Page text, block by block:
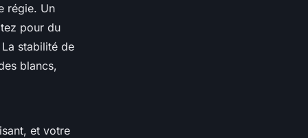
régie. Un
pour du
stabilité de
blancs,
et votre